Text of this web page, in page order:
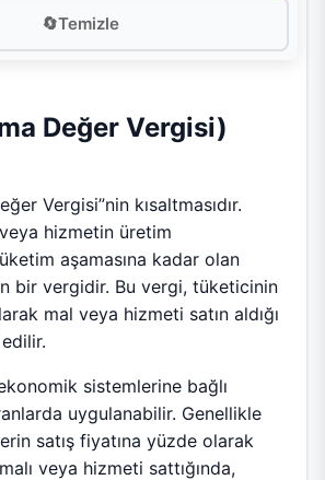
🔄Temizle
Değer Vergisi)
Vergisi”nin kısaltmasıdır.
hizmetin üretim
aşamasına kadar olan
bir vergidir. Bu vergi, tüketicinin
mal veya hizmeti satın aldığı
sistemlerine bağlı
uygulanabilir. Genellikle
satış fiyatına yüzde olarak
veya hizmeti sattığında,